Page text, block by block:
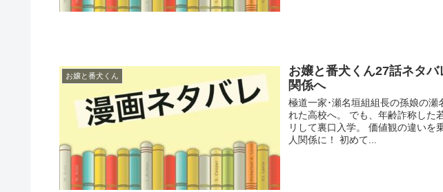
お嬢と番犬くん
お嬢と番犬くん27話ネタ
関係へ
極道一家･瀬名垣組組長の孫娘の
れた高校へ。 でも、年齢詐称した
リして裏口入学。 価値観の違いを
人関係に！ 初めて...